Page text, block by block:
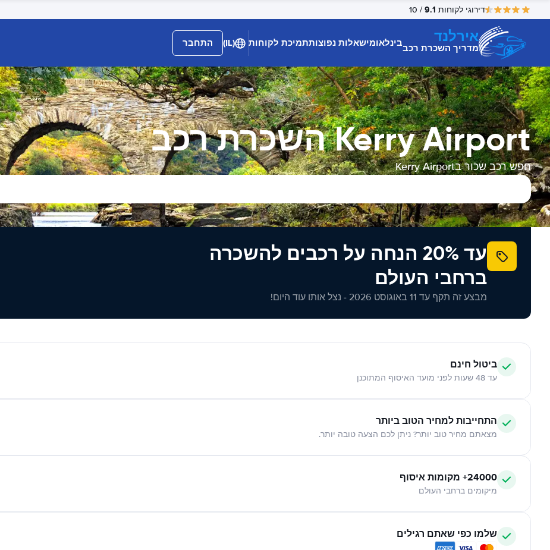
דירוגי לקוחות 9.1
/ 10
אירלנד
מדריך השכרת רכבבינלאומישאלות נפוצותתמיכת לקוחות (IL) התחבר
Kerry Airport השכרת רכב
חפש רכב שכור בKerry Airport
עד 20% הנחה על רכבים להשכרה
ברחבי העולם
מבצע זה תקף עד 11 באוגוסט 2026 - נצל אותו עוד היום!
ביטול חינם
עד 48 שעות לפני מועד האיסוף המתוכנן
התחייבות למחיר הטוב ביותר
מצאתם מחיר טוב יותר? ניתן לכם הצעה טובה יותר.
24000+ מקומות איסוף
מיקומים ברחבי העולם
שלמו כפי שאתם רגילים